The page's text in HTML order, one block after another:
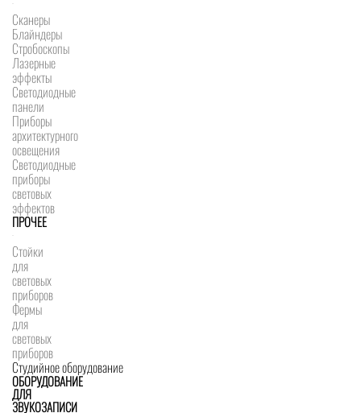
Сканеры
Блайндеры
Стробоскопы
Лазерные
эффекты
Светодиодные
панели
Приборы
архитектурного
освещения
Светодиодные
приборы
световых
эффектов
ПРОЧЕЕ
Стойки
для
световых
приборов
Фермы
для
световых
приборов
Студийное оборудование
ОБОРУДОВАНИЕ
ДЛЯ
ЗВУКОЗАПИСИ